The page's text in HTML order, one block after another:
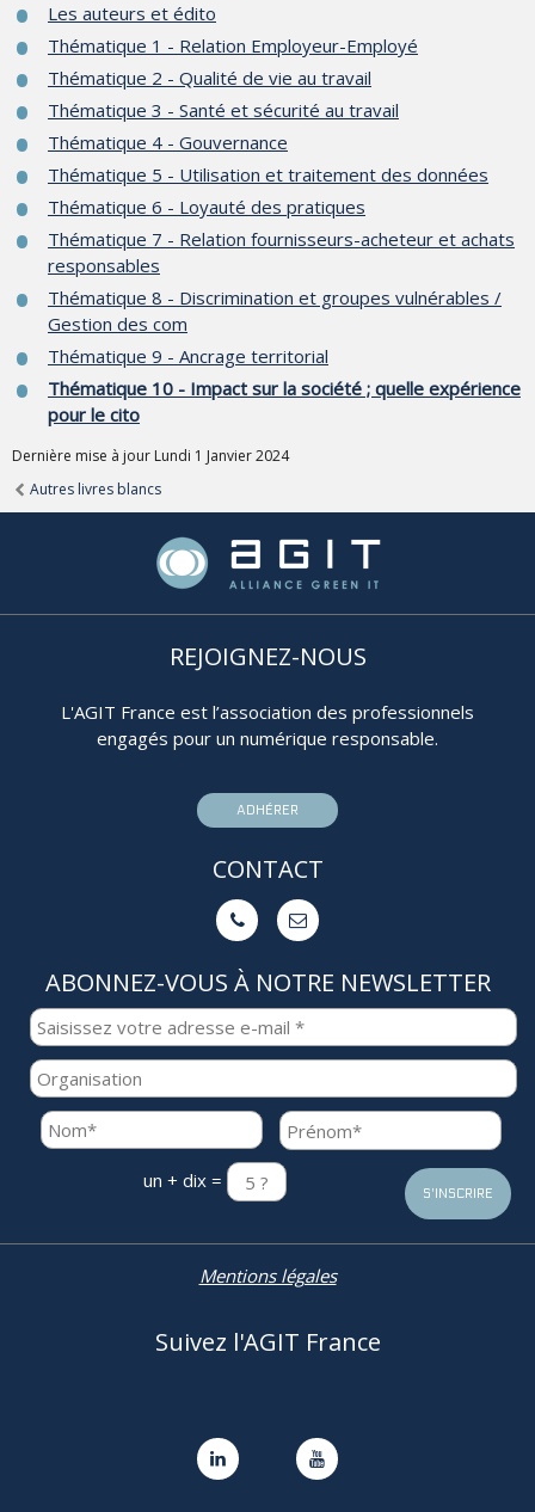
Les auteurs et édito
Thématique 1 - Relation Employeur-Employé
Thématique 2 - Qualité de vie au travail
Thématique 3 - Santé et sécurité au travail
Thématique 4 - Gouvernance
Thématique 5 - Utilisation et traitement des données
Thématique 6 - Loyauté des pratiques
Thématique 7 - Relation fournisseurs-acheteur et achats
responsables
Thématique 8 - Discrimination et groupes vulnérables /
Gestion des com
Thématique 9 - Ancrage territorial
Thématique 10 - Impact sur la société ; quelle expérience
pour le cito
Dernière mise à jour Lundi 1 Janvier 2024
Autres livres blancs
REJOIGNEZ-NOUS
L'AGIT France est l’association des professionnels
engagés pour un numérique responsable.
ADHÉRER
CONTACT
 
ABONNEZ-VOUS À NOTRE NEWSLETTER
un + dix =
Mentions légales
Suivez l'AGIT France
 